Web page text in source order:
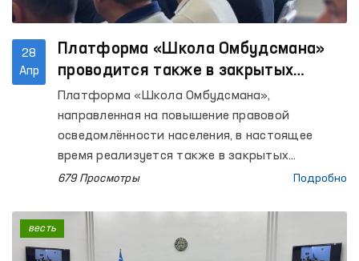
28
Апр
Платформа «Школа Омбудсмана»
проводится также в закрытых
учреждениях, где содержатся лица
с ограниченной свободой
передвижения
Платформа «Школа Омбудсмана»,
направленная на повышение правовой
осведомлённости населения, в настоящее
время реализуется также в закрытых
учреждениях, где содержатся лица с
679 Просмотры Подробно
весть